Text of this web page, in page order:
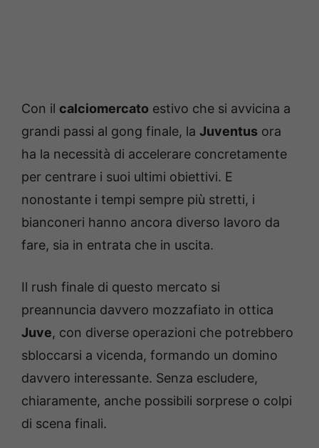
Con il calciomercato estivo che si avvicina a
grandi passi al gong finale, la Juventus ora
ha la necessità di accelerare concretamente
per centrare i suoi ultimi obiettivi. E
nonostante i tempi sempre più stretti, i
bianconeri hanno ancora diverso lavoro da
fare, sia in entrata che in uscita.
Il rush finale di questo mercato si
preannuncia davvero mozzafiato in ottica
Juve, con diverse operazioni che potrebbero
sbloccarsi a vicenda, formando un domino
davvero interessante. Senza escludere,
chiaramente, anche possibili sorprese o colpi
di scena finali.